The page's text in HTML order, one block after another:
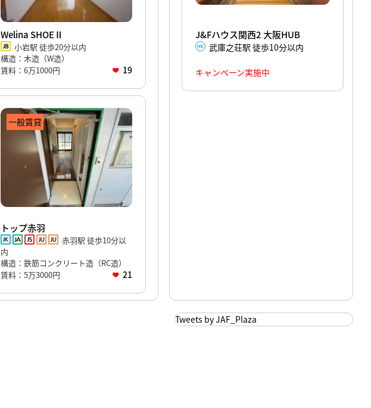
Welina SHOEⅡ
小岩駅 徒歩20分以内
構造：木造（W造）
賃料：6万1000円
19
一般賃貸
トップ赤羽
赤羽駅 徒歩10分以
内
構造：鉄筋コンクリート造（RC造）
賃料：5万3000円
21
J&Fハウス関西2 大阪HUB
武庫之荘駅 徒歩10分以内
キャンペーン実施中
Tweets by JAF_Plaza